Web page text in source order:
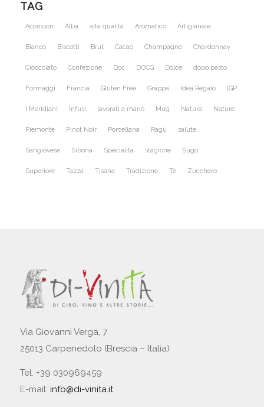
TAG
Accessori Alba alta qualità Aromatico Artigianale
Bianco Biscotti Brut Cacao Champagne Chardonnay
Cioccolato Confezione Doc DOCG Dolce dopo pasto
Formaggi Francia Gluten Free Grappa Idea Regalo IGP
I Meridiani Infusi lavorati a mano Mug Natura Nature
Piemonte Pinot Noir Porcellana Ragù salute
Sangiovese Sibona Specialità stagione Sugo
Superiore Tazza Tisana Tradizione Tè Zucchero
Via Giovanni Verga, 7
25013 Carpenedolo (Brescia – Italia)
Tel. +39 030969459
E-mail: info@di-vinita.it